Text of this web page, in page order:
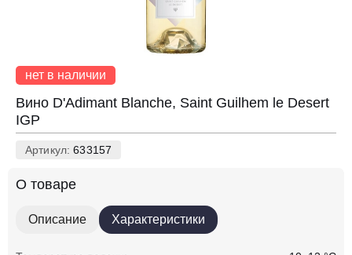
нет в наличии
Вино D'Adimant Blanche, Saint Guilhem le Desert
IGP
Артикул:633157
О товаре
Описание Характеристики